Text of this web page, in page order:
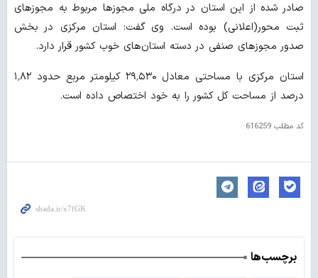
صادر شده از این استان در درگاه ملی مجوزها مربوط به مجوزهای
ثبت محور(اعلانی) بوده است. وی گفت: استان مرکزی در بخش
صدور مجوزهای صنفی در دسته استان‌های خوب کشور قرار دارد.
استان مرکزی با مساحتی معادل ۲۹٬۵۳۰ کیلومتر مربع حدود ۱٬۸۲
درصد از مساحت کل کشور را به خود اختصاص داده است.
کد مطلب 616259
برچسب‌ها